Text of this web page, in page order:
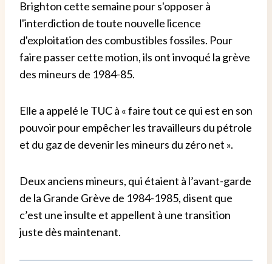
Brighton cette semaine pour s'opposer à
l'interdiction de toute nouvelle licence
d'exploitation des combustibles fossiles. Pour
faire passer cette motion, ils ont invoqué la grève
des mineurs de 1984-85.
Elle a appelé le TUC à « faire tout ce qui est en son
pouvoir pour empêcher les travailleurs du pétrole
et du gaz de devenir les mineurs du zéro net ».
Deux anciens mineurs, qui étaient à l’avant-garde
de la Grande Grève de 1984-1985, disent que
c’est une insulte et appellent à une transition
juste dès maintenant.